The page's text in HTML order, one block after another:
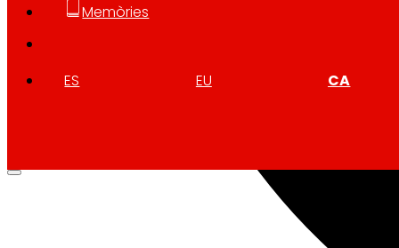
Memòries
ES EU CA